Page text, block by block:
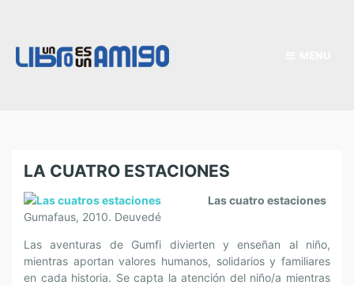
LA CUATRO ESTACIONES
Las cuatro estaciones
Gumafaus, 2010. Deuvedé
Las aventuras de Gumfi divierten y enseñan al niño,
mientras aportan valores humanos, solidarios y familiares
en cada historia. Se capta la atención del niño/a mientras